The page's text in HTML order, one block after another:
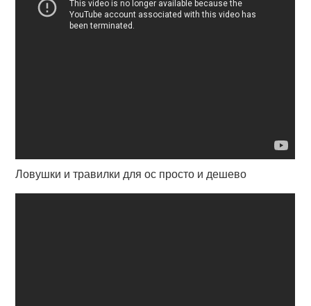
Ловушки и травилки для ос просто и дешево